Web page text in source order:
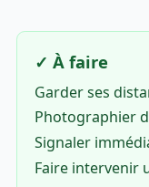
✓ À faire
Garder ses
Photographier
Signaler
Faire intervenir